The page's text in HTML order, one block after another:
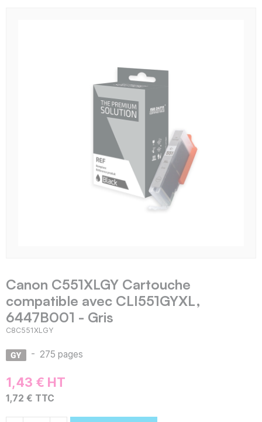
Canon C551XLGY Cartouche
compatible avec CLI551GYXL,
6447B001 - Gris
C8C551XLGY
- 275 pages
1,43 € HT
1,72 € TTC